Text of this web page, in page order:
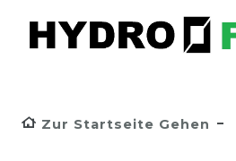
Zur Startseite Gehen